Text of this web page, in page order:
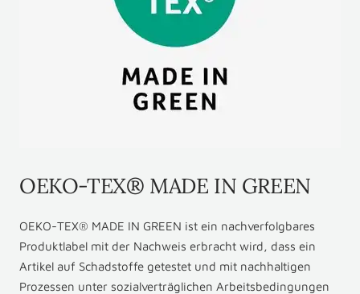
OEKO-TEX® MADE IN GREEN
OEKO-TEX® MADE IN GREEN ist ein nachverfolgbares
Produktlabel mit der Nachweis erbracht wird, dass ein
Artikel auf Schadstoffe getestet und mit nachhaltigen
Prozessen unter sozialverträglichen Arbeitsbedingungen